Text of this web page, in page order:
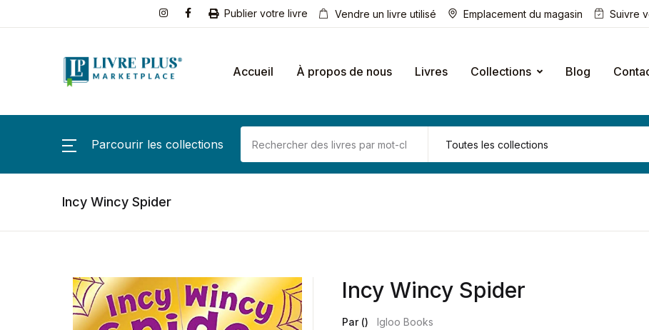
Publier votre livre Vendre un livre utilisé Emplacement du magasin Suivre
Accueil À propos de nous Livres Collections Blog
Parcourir les collections
Incy Wincy Spider
Incy Wincy Spider
Par () Igloo Books